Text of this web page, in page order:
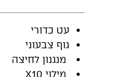
עט כדורי
גוף צבעוני
מנגנון לחיצה
מילוי X10